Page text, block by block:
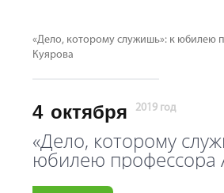
«Дело, которому служишь»: к юбилею
Куярова
4 октября 2019 год
«Дело, которому
юбилею профессора